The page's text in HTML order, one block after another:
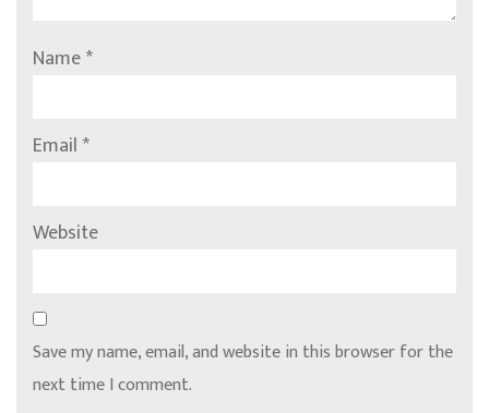
Name*
Email*
Website
Save my name, email, and website in this browser for the
next time I comment.